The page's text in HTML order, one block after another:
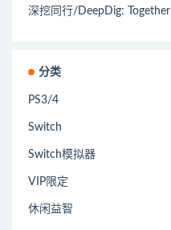
深挖同行/DeepDig: Together
分类
PS3/4
Switch
Switch模拟器
VIP限定
休闲益智